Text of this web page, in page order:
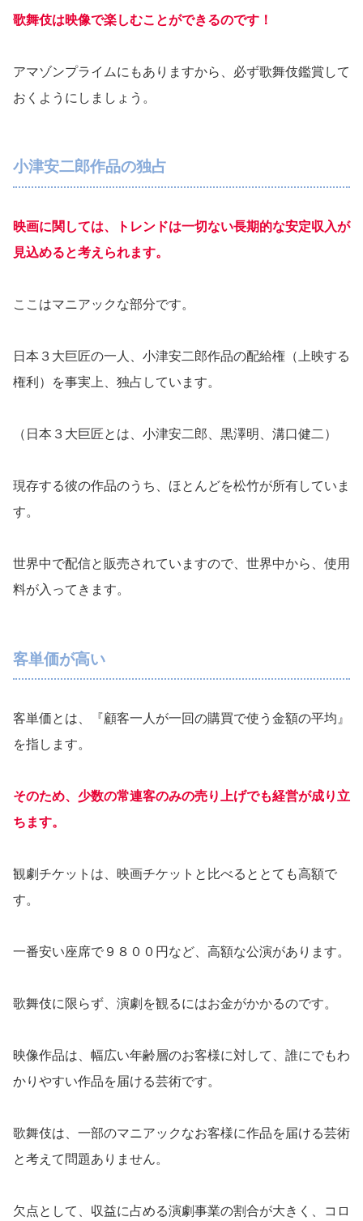
歌舞伎は映像で楽しむことができるのです！
アマゾンプライムにもありますから、必ず歌舞伎鑑賞して
おくようにしましょう。
小津安二郎作品の独占
映画に関しては、トレンドは一切ない長期的な安定収入が
見込めると考えられます。
ここはマニアックな部分です。
日本３大巨匠の一人、小津安二郎作品の配給権（上映する
権利）を事実上、独占しています。
（日本３大巨匠とは、小津安二郎、黒澤明、溝口健二）
現存する彼の作品のうち、ほとんどを松竹が所有していま
す。
世界中で配信と販売されていますので、世界中から、使用
料が入ってきます。
客単価が高い
客単価とは、『顧客一人が一回の購買で使う金額の平均』
を指します。
そのため、少数の常連客のみの売り上げでも経営が成り立
ちます。
観劇チケットは、映画チケットと比べるととても高額で
す。
一番安い座席で９８００円など、高額な公演があります。
歌舞伎に限らず、演劇を観るにはお金がかかるのです。
映像作品は、幅広い年齢層のお客様に対して、誰にでもわ
かりやすい作品を届ける芸術です。
歌舞伎は、一部のマニアックなお客様に作品を届ける芸術
と考えて問題ありません。
欠点として、収益に占める演劇事業の割合が大きく、コロ